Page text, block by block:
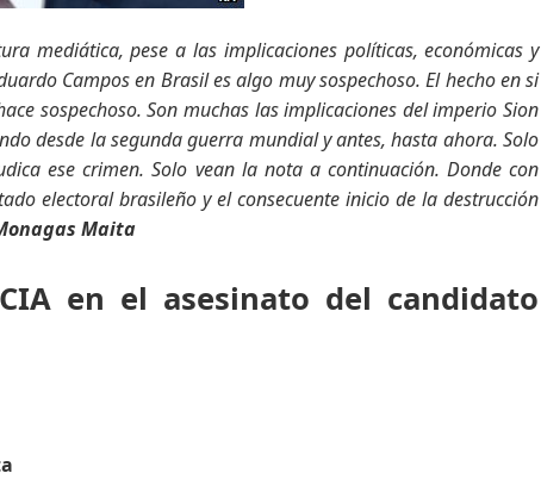
mediática, pese a las implicaciones políticas, económicas y
Campos en Brasil es algo muy sospechoso. El hecho en si
sospechoso. Son muchas las implicaciones del imperio Sion
desde la segunda guerra mundial y antes, hasta ahora. Solo
ese crimen. Solo vean la nota a continuación. Donde con
electoral brasileño y el consecuente inicio de la destrucción
Maita
en el asesinato del candidato